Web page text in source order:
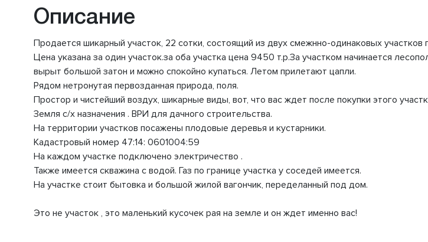
Описание
Продается шикарный участок, 22 сотки, состоящий из двух смежнно-одинаковых
Цена указана за один участок.за оба участка цена 9450 т.р.За участком начинается
вырыт большой затон и можно спокойно купаться. Летом прилетают цапли.
Рядом нетронутая первозданная природа, поля.
Простор и чистейший воздух, шикарные виды, вот, что вас ждет после покупки этого
Земля с/х назначения . ВРИ для дачного строительства.
На территории участков посажены плодовые деревья и кустарники.
Кадастровый номер 47:14: 0601004:59
На каждом участке подключено электричество .
Также имеется скважина с водой. Газ по границе участка у соседей имеется.
На участке стоит бытовка и большой жилой вагончик, переделанный под дом.
Это не участок , это маленький кусочек рая на земле и он ждет именно вас!